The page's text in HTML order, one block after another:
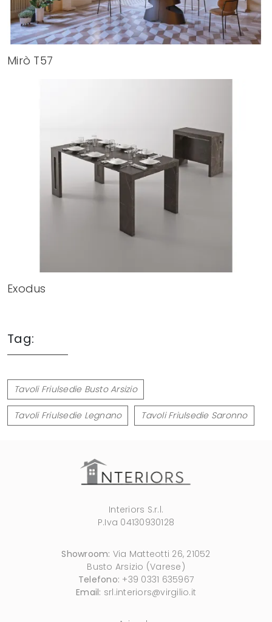
Mirò T57
Exodus
Tag:
Tavoli Friulsedie Busto Arsizio
Tavoli Friulsedie Legnano Tavoli Friulsedie Saronno
Interiors S.r.l.
P.Iva 04130930128
Showroom: Via Matteotti 26, 21052
Busto Arsizio (Varese)
Telefono: +39 0331 635967
Email: srl.interiors@virgilio.it